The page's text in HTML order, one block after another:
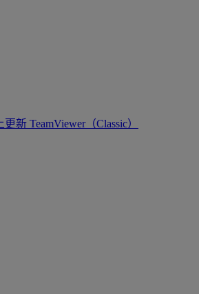
新 TeamViewer（Classic）